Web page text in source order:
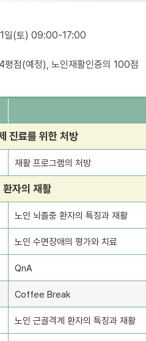
일(토) 09:00-17:00
평점(예정), 노인재활인증의 100점
료를 위한 처방
재활 프로그램의 처방
자의 재활
노인 뇌졸중 환자의 특징과 재활
노인 수면장애의 평가와 치료
QnA
Coffee Break
노인 근골격계 환자의 특징과 재활